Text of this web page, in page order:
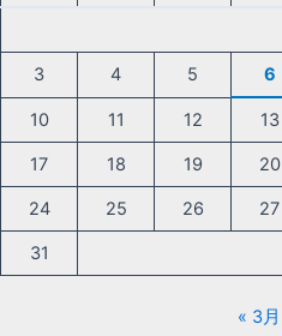
3 4 5 6
10 11 12 13
17 18 19 20
24 25 26 27
31
« 3月